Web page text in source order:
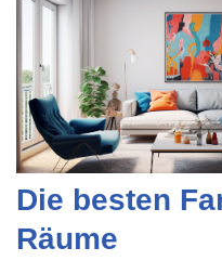
Die besten
Räume